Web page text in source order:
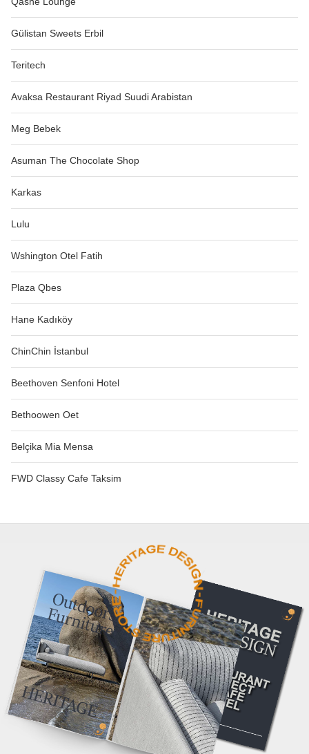
Gülistan Sweets Erbil
Teritech
Avaksa Restaurant Riyad Suudi Arabistan
Meg Bebek
Asuman The Chocolate Shop
Karkas
Lulu
Wshington Otel Fatih
Plaza Qbes
Hane Kadıköy
ChinChin İstanbul
Beethoven Senfoni Hotel
Bethoowen Oet
Belçika Mia Mensa
FWD Classy Cafe Taksim